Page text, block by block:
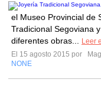
el Museo Provincial de
Tradicional Segoviana
diferentes obras...
Leer
El 15 agosto 2015 por
NONE